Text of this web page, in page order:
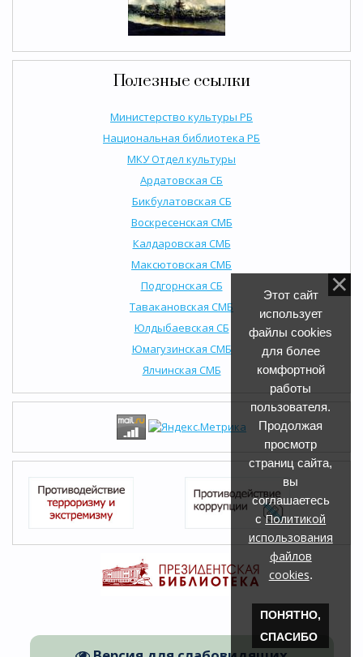
Полезные ссылки
Министерство культуры РБ
Национальная библиотека РБ
МКУ Отдел культуры
Ардатовская СБ
Бикбулатовская СБ
Воскресенская СМБ
Калдаровская СМБ
Максютовская СМБ
Подгорнская СБ
Тавакановская СМБ
Юлдыбаевская СБ
Юмагузинская СМБ
Ялчинская СМБ
Этот сайт
использует
файлы cookies
для более
комфортной
работы
пользователя.
Продолжая
просмотр
страниц сайта,
вы
соглашаетесь
сПолитикой
использования
файлов
cookies.
ПОНЯТНО,
СПАСИБО